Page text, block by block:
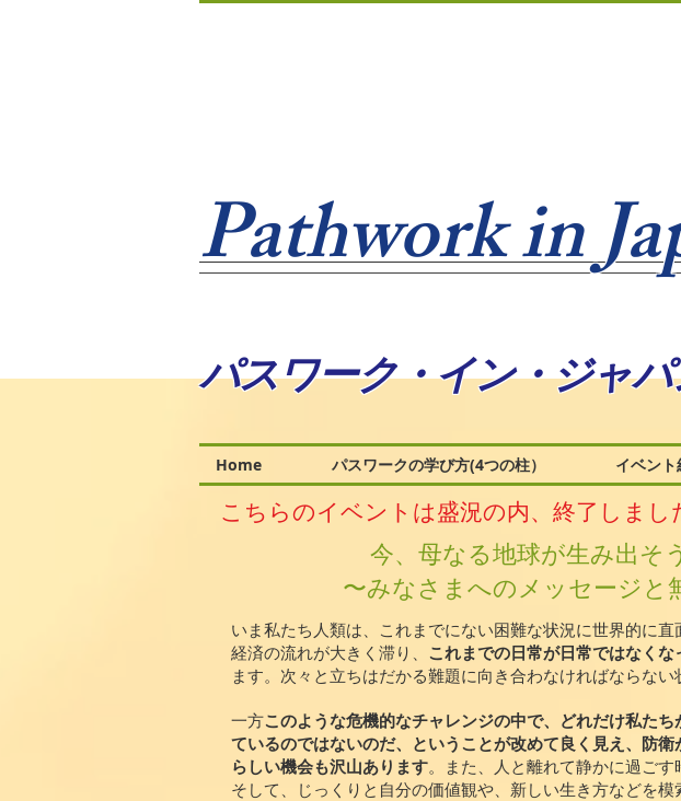
パスワーク・イン・ジャ
Pathwork in
Home パスワークの学び方(4つの柱） イベント
こちらのイベントは盛況の内、終了しまし
今、母なる地球が生み出そ
〜みなさまへのメッセージと
いま私たち人類は、これまでにない困難な状況に世界的に
経済の流れが大きく滞り、 これまでの日常が日常ではなくな
ます。次々と立ちはだかる難題に向き合わなければならな
一方このような危機的なチャレンジの中で、どれだけ私た
ているのではないのだ、ということが改めて良く見え、防
らしい機会も沢山あります。また、人と離れて静かに過ご
そして、じっくりと自分の価値観や、新しい生き方などを模